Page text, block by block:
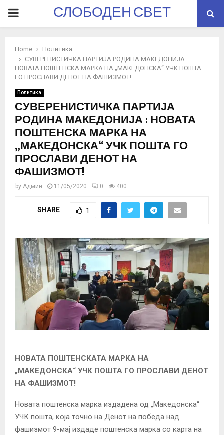
PRIMARYСЛОБОДЕН СВЕТ
Home
Политика
СУВЕРЕНИСТИЧКА ПАРТИЈА РОДИНА МАКЕДОНИЈА :
НОВАТА ПОШТЕНСКА МАРКА НА „МАКЕДОНСКА“ УЧК ПОШТА
ГО ПРОСЛАВИ ДЕНОТ НА ФАШИЗМОТ!
Политика
СУВЕРЕНИСТИЧКА ПАРТИЈА
РОДИНА МАКЕДОНИЈА : НОВАТА
ПОШТЕНСКА МАРКА НА
„МАКЕДОНСКА“ УЧК ПОШТА ГО
ПРОСЛАВИ ДЕНОТ НА
ФАШИЗМОТ!
by Админ 11/05/2020 0 400
SHARE 1
НОВАТА ПОШТЕНСКАТА МАРКА НА
„МАКЕДОНСКА“ УЧК ПОШТА ГО ПРОСЛАВИ ДЕНОТ
НА ФАШИЗМОТ!
Новата поштенска марка издадена од „Македонска“
УЧК пошта, која точно на Денот на победа над
фашизмот 9-мај издаде поштенска марка со карта на